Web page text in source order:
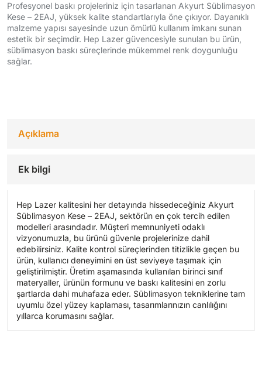
Profesyonel baskı projeleriniz için tasarlanan Akyurt Süblimasyon
Kese – 2EAJ, yüksek kalite standartlarıyla öne çıkıyor. Dayanıklı
malzeme yapısı sayesinde uzun ömürlü kullanım imkanı sunan
estetik bir seçimdir. Hep Lazer güvencesiyle sunulan bu ürün,
süblimasyon baskı süreçlerinde mükemmel renk doygunluğu
sağlar.
Açıklama
Ek bilgi
Hep Lazer kalitesini her detayında hissedeceğiniz Akyurt
Süblimasyon Kese – 2EAJ, sektörün en çok tercih edilen
modelleri arasındadır. Müşteri memnuniyeti odaklı
vizyonumuzla, bu ürünü güvenle projelerinize dahil
edebilirsiniz. Kalite kontrol süreçlerinden titizlikle geçen bu
ürün, kullanıcı deneyimini en üst seviyeye taşımak için
geliştirilmiştir. Üretim aşamasında kullanılan birinci sınıf
materyaller, ürünün formunu ve baskı kalitesini en zorlu
şartlarda dahi muhafaza eder. Süblimasyon tekniklerine tam
uyumlu özel yüzey kaplaması, tasarımlarınızın canlılığını
yıllarca korumasını sağlar.